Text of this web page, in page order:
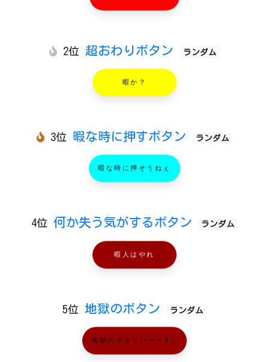
2位 超おわりボタン ランダム
暇か？
3位 暇な時に押すボタン ランダム
暇な時に押そうねぇ
4位 何か失う気がするボタン ランダム
暇人はやれ
5位 地獄のボタン ランダム
地獄のボタンパート3！